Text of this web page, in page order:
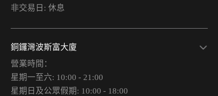
非交易日: 休息
銅鑼灣波斯富大廈
營業時間：
星期一至六: 10:00 - 21:00
星期日及公眾假期: 10:00 - 18:00